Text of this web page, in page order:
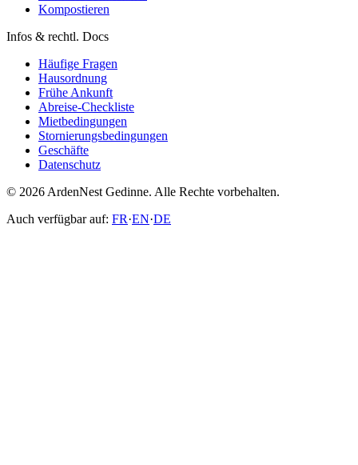
Kompostieren
Infos & rechtl. Docs
Häufige Fragen
Hausordnung
Frühe Ankunft
Abreise-Checkliste
Mietbedingungen
Stornierungsbedingungen
Geschäfte
Datenschutz
© 2026 ArdenNest Gedinne. Alle Rechte vorbehalten.
Auch verfügbar auf: FR·EN·DE